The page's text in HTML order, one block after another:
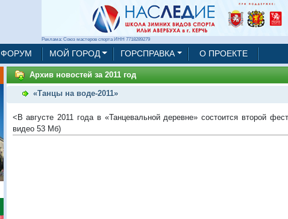
Реклама: Союз мастеров спорта ИНН 7718289279
ФОРУМ МОЙ ГОРОД ГОРСПРАВКА О ПРОЕКТЕ
Архив новостей за 2011 год
«Танцы на воде-2011»
<В августе 2011 года в «Танцевальной деревне» состоится второй
видео 53 Мб)